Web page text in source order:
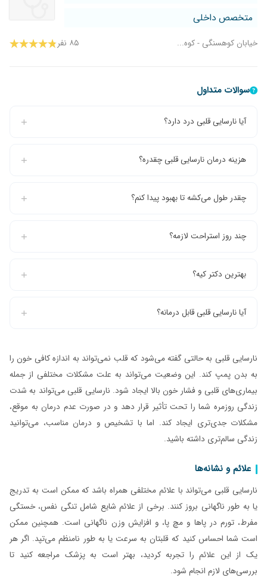
متخصص داخلی
خیابان کوهسنگی - کوه... ۸۵ نفر
سوالات متداول
آیا نارسایی قلبی درد دارد؟
هزینه درمان نارسایی قلبی چقدره؟
چقدر طول می‌کشه تا بهبود پیدا کنم؟
چند روز استراحت لازمه؟
بهترین دکتر کیه؟
آیا نارسایی قلبی قابل درمانه؟
نارسایی قلبی به حالتی گفته می‌شود که قلب نمی‌تواند به اندازه کافی خون را
به بدن پمپ کند. این وضعیت می‌تواند به علت مشکلات مختلفی از جمله
بیماری‌های قلبی و فشار خون بالا ایجاد شود. نارسایی قلبی می‌تواند به شدت
زندگی روزمره شما را تحت تأثیر قرار دهد و در صورت عدم درمان به موقع،
مشکلات جدی‌تری ایجاد کند. اما با تشخیص و درمان مناسب، می‌توانید
زندگی سالم‌تری داشته باشید.
علائم و نشانه‌ها
نارسایی قلبی می‌تواند با علائم مختلفی همراه باشد که ممکن است به تدریج
یا به طور ناگهانی بروز کنند. برخی از علائم شایع شامل تنگی نفس، خستگی
مفرط، تورم در پاها و مچ پا، و افزایش وزن ناگهانی است. همچنین ممکن
است شما احساس کنید که قلبتان به سرعت یا به طور نامنظم می‌تپد. اگر هر
یک از این علائم را تجربه کردید، بهتر است به پزشک مراجعه کنید تا
بررسی‌های لازم انجام شود.